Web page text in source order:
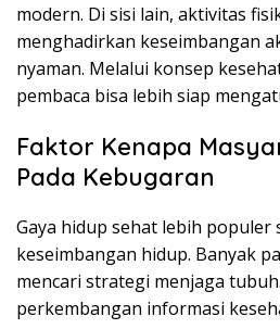
modern. Di sisi lain, aktivitas
menghadirkan keseimbangan
nyaman. Melalui konsep
pembaca bisa lebih siap
Faktor Kenapa
Pada Kebugaran
Gaya hidup sehat lebih populer
keseimbangan hidup. Banyak
mencari strategi menjaga
perkembangan informasi